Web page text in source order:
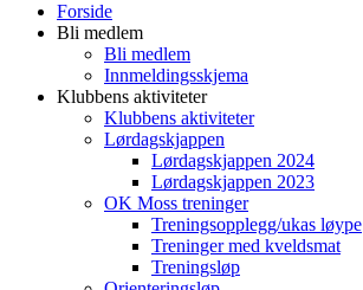
Forside
Bli medlem
Bli medlem
Innmeldingsskjema
Klubbens aktiviteter
Klubbens aktiviteter
Lørdagskjappen
Lørdagskjappen 2024
Lørdagskjappen 2023
OK Moss treninger
Treningsopplegg/ukas løype
Treninger med kveldsmat
Treningsløp